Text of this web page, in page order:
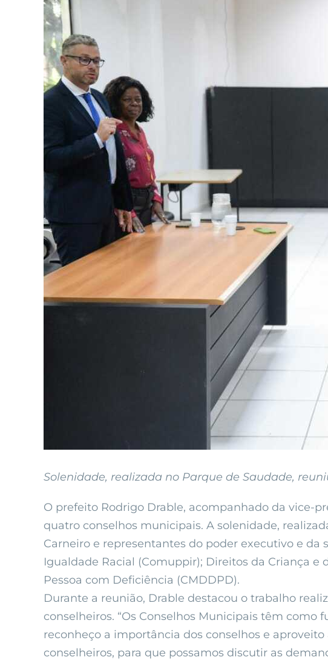
Image
Solenidade, realizada no Parque de Saudade,
O prefeito Rodrigo Drable, acompanhado da vice-
quatro conselhos municipais. A solenidade,
Carneiro e representantes do poder executivo e da
Igualdade Racial (Comuppir); Direitos da Criança e
Pessoa com Deficiência (CMDDPD).
Durante a reunião, Drable destacou o trabalho
conselheiros. “Os Conselhos Municipais têm
reconheço a importância dos conselhos e
conselheiros, para que possamos discutir as